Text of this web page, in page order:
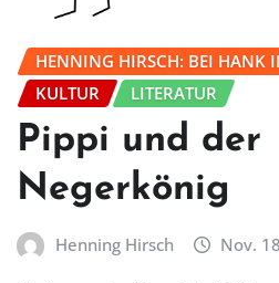
HENNING HIRSCH: BEI HANK
KULTUR
LITERATUR
Pippi und der
Negerkönig
Henning Hirsch Nov.